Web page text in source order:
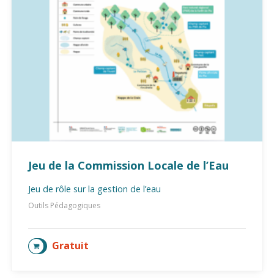
Jeu de la Commission Locale de l’Eau
Jeu de rôle sur la gestion de l’eau
Outils Pédagogiques
Gratuit
AJOUTER AU PANIER